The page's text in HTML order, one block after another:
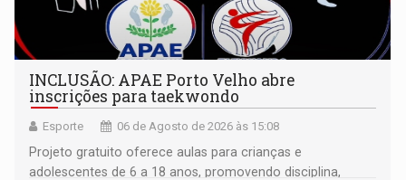
INCLUSÃO: APAE Porto Velho abre
inscrições para taekwondo
Esporte 06 de Agosto de 2026 às 15:08
Projeto gratuito oferece aulas para crianças e
adolescentes de 6 a 18 anos, promovendo disciplina,